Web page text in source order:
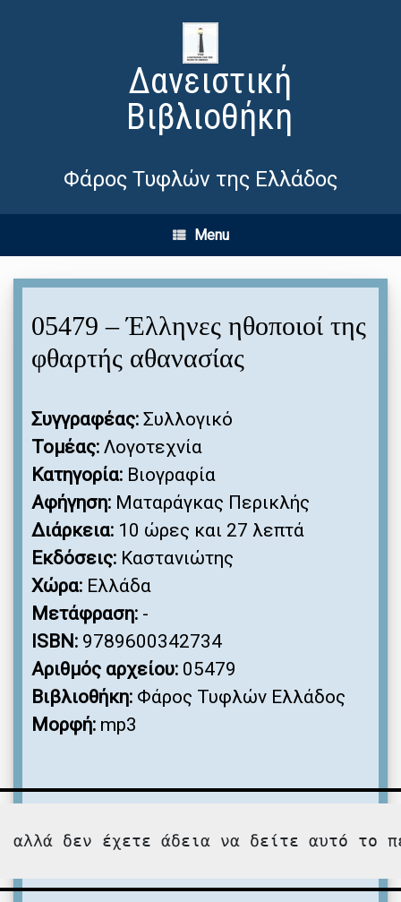
Δανειστική
Βιβλιοθήκη
Φάρος Τυφλών της Ελλάδος
Menu
05479 – Έλληνες ηθοποιοί της
φθαρτής αθανασίας
Συγγραφέας: Συλλογικό
Τομέας: Λογοτεχνία
Κατηγορία: Βιογραφία
Αφήγηση: Ματαράγκας Περικλής
Διάρκεια: 10 ώρες και 27 λεπτά
Εκδόσεις: Καστανιώτης
Χώρα: Ελλάδα
Μετάφραση: -
ISBN: 9789600342734
Αριθμός αρχείου: 05479
Βιβλιοθήκη: Φάρος Τυφλών Ελλάδος
Μορφή: mp3
αλλά δεν έχετε άδεια να δείτε αυτό το